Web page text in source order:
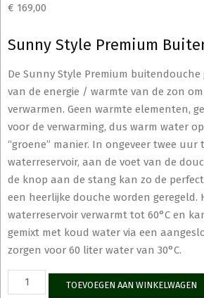
€ 169,00
Sunny Style Premium
De Sunny Style Premium
van de energie / warmte van de zon
verwarmen. Geen warmte elementen,
voor de verwarming, dus warm water
“groene” manier. In ongeveer twee uur
waterreservoir, aan de voet van de
de knop aan de stang kan zo de
een heerlijke douche worden geregeld.
waterreservoir verwarmt tot 60°C en
gemixt met koud water via een
zorgen voor 60 liter water van 30°C.
Sunny
TOEVOEGEN AAN WINKELWAGEN